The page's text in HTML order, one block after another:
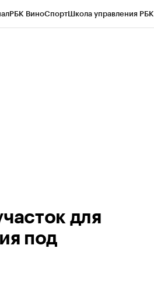
РБК ВиноСпортШкола управления РБК
для
под